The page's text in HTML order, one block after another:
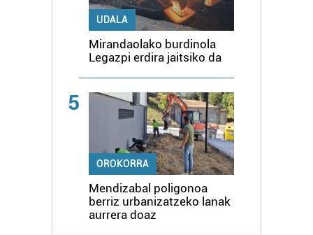
UDALA
Mirandaolako burdinola
Legazpi erdira jaitsiko da
5
OROKORRA
Mendizabal poligonoa
berriz urbanizatzeko lanak
aurrera doaz